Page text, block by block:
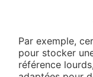
Par exemple,
pour stocker
référence